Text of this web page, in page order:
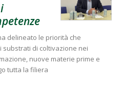
delineato le priorità che
di coltivazione nei
nuove materie prime e
tutta la filiera